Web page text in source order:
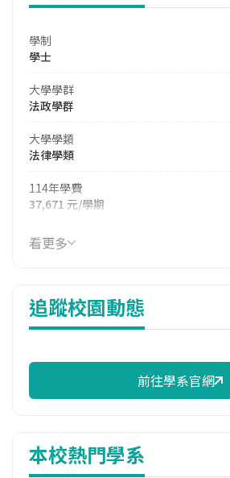
學制
學士
大學學群
法政學群
大學學類
法律學類
114年學費
37,671 元/學期
114年雜費
7,617 元/學期
100.00%
校際選課人數
1
看更多
追蹤校園動態
前往學系官網
本校熱門學系